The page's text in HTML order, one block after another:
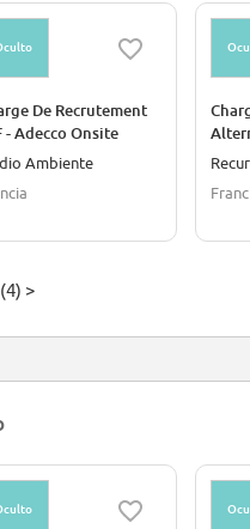
De Recrutement
- Adecco Onsite
Ambiente
>